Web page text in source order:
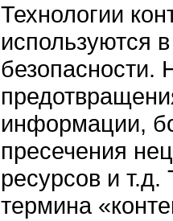
Технологии
используются
безопасности.
информации,
пресечения
ресурсов и
термина